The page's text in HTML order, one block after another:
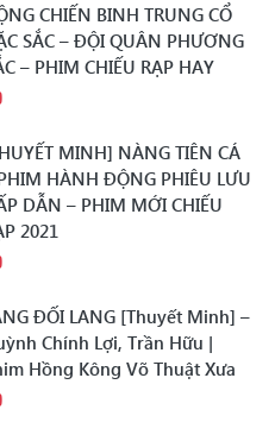
CHIẾN BINH TRUNG CỔ
SẮC – ĐỘI QUÂN PHƯƠNG
– PHIM CHIẾU RẠP HAY
MINH] NÀNG TIÊN CÁ
HÀNH ĐỘNG PHIÊU LƯU
DẪN – PHIM MỚI CHIẾU
2021
ĐỐI LANG [Thuyết Minh] –
Chính Lợi, Trần Hữu |
Hồng Kông Võ Thuật Xưa